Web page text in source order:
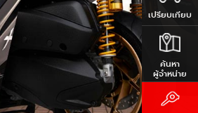
เปรียบเทียบ
ค้นหา
ผู้จำหน่าย